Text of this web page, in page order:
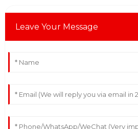
Leave Your Message